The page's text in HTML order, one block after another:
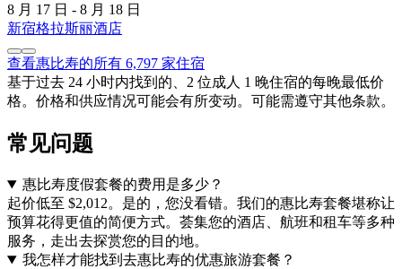
8 月 17 日 - 8 月 18 日
新宿格拉斯丽酒店
查看惠比寿的所有 6,797 家住宿
基于过去 24 小时内找到的、2 位成人 1 晚住宿的每晚最低价
格。价格和供应情况可能会有所变动。可能需遵守其他条款。
常见问题
惠比寿度假套餐的费用是多少？
起价低至 $2,012。是的，您没看错。我们的惠比寿套餐堪称让
预算花得更值的简便方式。荟集您的酒店、航班和租车等多种
服务，走出去探赏您的目的地。
我怎样才能找到去惠比寿的优惠旅游套餐？